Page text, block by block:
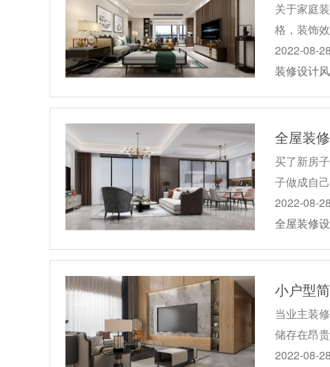
关于家庭
格，装饰
2022-08-28
装修设计
全屋装
买了新房
子做成自
2022-08-28
全屋装修
小户型
当业主装
储存在昂
2022-08-28